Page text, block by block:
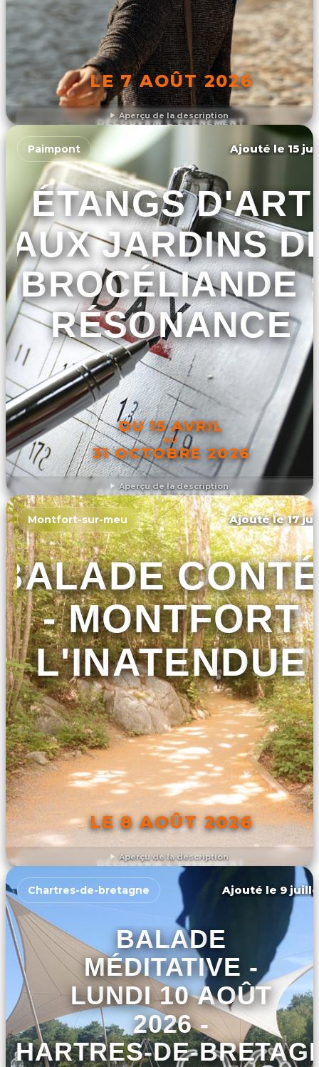
Aperçu de la description
LE 7 AOÛT 2026
DÉCOUVRIR L'ÉVÉNEMENT
Aperçu de la description
Paimpont Ajouté le 15
ÉTANGS D'ART
AUX JARDINS
BROCÉLIANDE
RÉSONANCE
DU 15 AVRIL
AU
31 OCTOBRE 2026
DÉCOUVRIR L'ÉVÉNEMENT
Aperçu de la description
Montfort-sur-meu Ajouté le 17
- MONTFORT
L'INATENDUE
LE 8 AOÛT 2026
DÉCOUVRIR L'ÉVÉNEMENT
Chartres-de-bretagne Ajouté le 9
BALADE
MÉDITATIVE -
LUNDI 10 AOÛT
2026 -
DE-